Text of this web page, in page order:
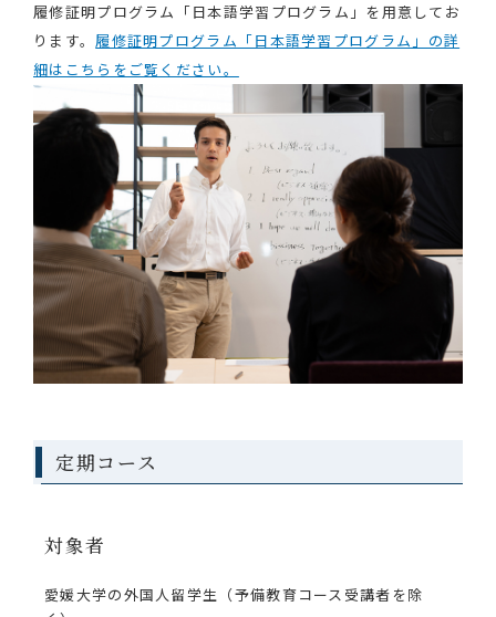
履修証明プログラム「日本語学習プログラム」を用意してお
ります。履修証明プログラム「日本語学習プログラム」の詳
細はこちらをご覧ください。
定期コース
対象者
愛媛大学の外国人留学生（予備教育コース受講者を除